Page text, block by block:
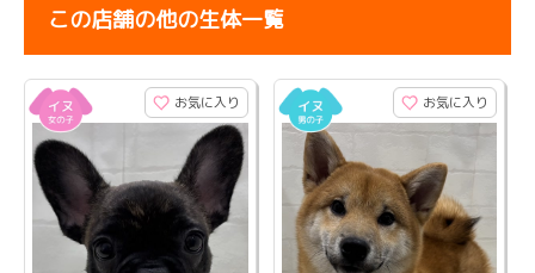
この店舗の他の生体一覧
お気に入り お気に入り